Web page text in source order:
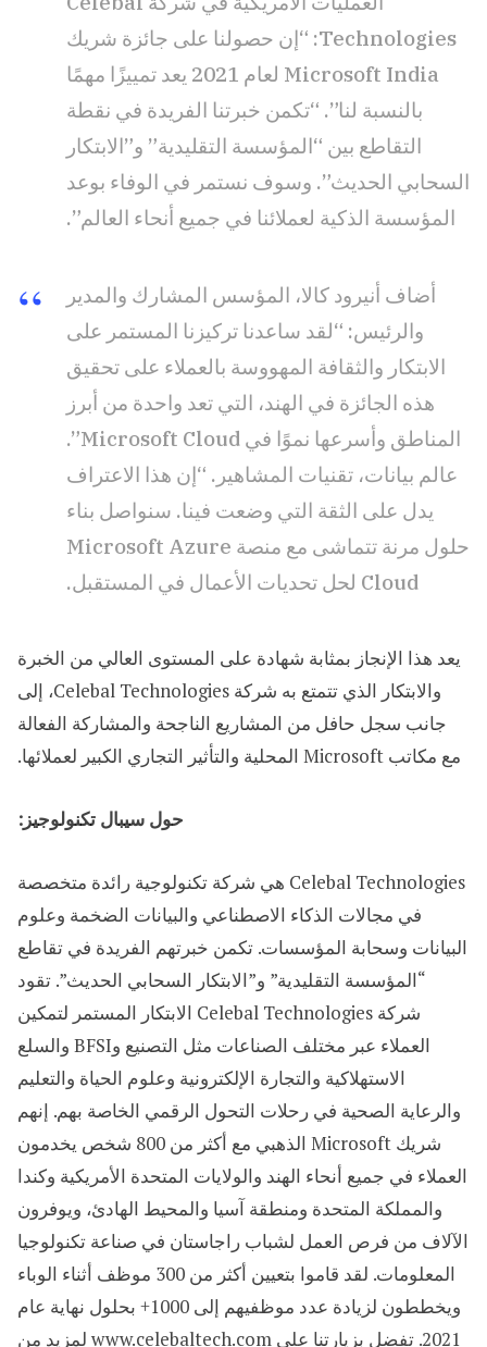
Technologies: “إن حصولنا على جائزة شريك
Microsoft India لعام 2021 يعد تمييزًا مهمًا
بالنسبة لنا”. “تكمن خبرتنا الفريدة في نقطة
التقاطع بين “المؤسسة التقليدية” و”الابتكار
السحابي الحديث”. وسوف نستمر في الوفاء بوعد
المؤسسة الذكية لعملائنا في جميع أنحاء العالم”.
أضاف أنيرود كالا، المؤسس المشارك والمدير
والرئيس: “لقد ساعدنا تركيزنا المستمر على
الابتكار والثقافة المهووسة بالعملاء على تحقيق
هذه الجائزة في الهند، التي تعد واحدة من أبرز
المناطق وأسرعها نموًا في Microsoft Cloud”.
عالم بيانات، تقنيات المشاهير. “إن هذا الاعتراف
يدل على الثقة التي وضعت فينا. سنواصل بناء
حلول مرنة تتماشى مع منصة Microsoft Azure
Cloud لحل تحديات الأعمال في المستقبل.
يعد هذا الإنجاز بمثابة شهادة على المستوى العالي من الخبرة
والابتكار الذي تتمتع به شركة Celebal Technologies، إلى
جانب سجل حافل من المشاريع الناجحة والمشاركة الفعالة
مع مكاتب Microsoft المحلية والتأثير التجاري الكبير لعملائها.
حول سيبال تكنولوجيز:
Celebal Technologies هي شركة تكنولوجية رائدة متخصصة
في مجالات الذكاء الاصطناعي والبيانات الضخمة وعلوم
البيانات وسحابة المؤسسات. تكمن خبرتهم الفريدة في تقاطع
“المؤسسة التقليدية” و”الابتكار السحابي الحديث”. تقود
شركة Celebal Technologies الابتكار المستمر لتمكين
العملاء عبر مختلف الصناعات مثل التصنيع وBFSI والسلع
الاستهلاكية والتجارة الإلكترونية وعلوم الحياة والتعليم
والرعاية الصحية في رحلات التحول الرقمي الخاصة بهم. إنهم
شريك Microsoft الذهبي مع أكثر من 800 شخص يخدمون
العملاء في جميع أنحاء الهند والولايات المتحدة الأمريكية وكندا
والمملكة المتحدة ومنطقة آسيا والمحيط الهادئ، ويوفرون
الآلاف من فرص العمل لشباب راجاستان في صناعة تكنولوجيا
المعلومات. لقد قاموا بتعيين أكثر من 300 موظف أثناء الوباء
ويخططون لزيادة عدد موظفيهم إلى 1000+ بحلول نهاية عام
2021. تفضل بزيارتنا على www.celebaltech.com لمزيد من